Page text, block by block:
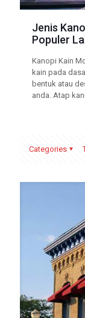
Jenis
Populer
Kanopi Kain
kain pada
bentuk atau
anda. Atap
Categories